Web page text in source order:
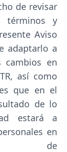
de revisar
términos y
Aviso
adaptarlo a
cambios en
así como
que en el
de lo
estará a
en
de